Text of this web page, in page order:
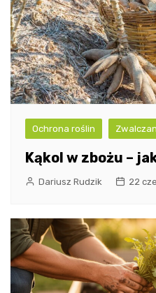
Ochrona roślin
Kąkol w zbożu –
Dariusz Rudzik 22